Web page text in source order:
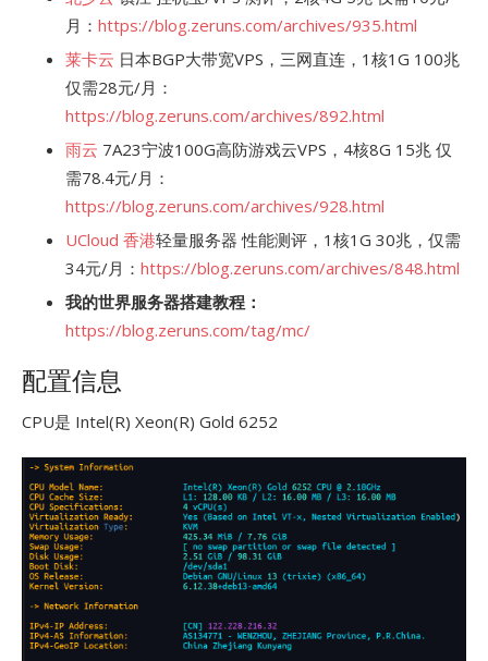
月： https://blog.zeruns.com/archives/935.html
莱卡云 日本BGP大带宽VPS，三网直连，1核1G 100兆
仅需28元/月：
https://blog.zeruns.com/archives/892.html
雨云 7A23宁波100G高防游戏云VPS，4核8G 15兆 仅
需78.4元/月：
https://blog.zeruns.com/archives/928.html
UCloud 香港轻量服务器 性能测评，1核1G 30兆，仅需
34元/月： https://blog.zeruns.com/archives/848.html
我的世界服务器搭建教程：
https://blog.zeruns.com/tag/mc/
配置信息
CPU是 Intel(R) Xeon(R) Gold 6252